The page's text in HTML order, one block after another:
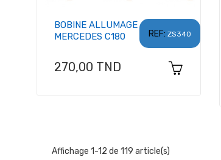
REF: ZS340
BOBINE ALLUMAGE
MERCEDES C180
Prix
270,00 TND
Affichage 1-12 de 119 article(s)